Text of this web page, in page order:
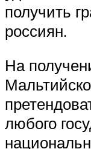
получить
россиян.
На
любого